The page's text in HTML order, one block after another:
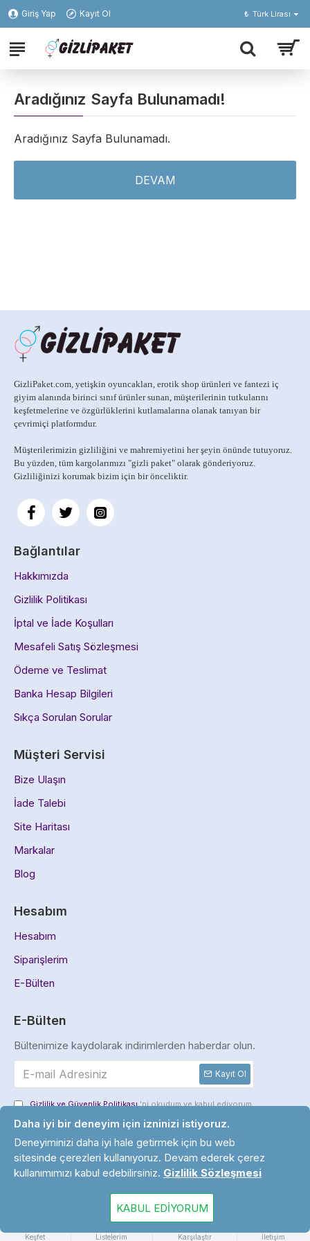
Giriş Yap Kayıt Ol ₺ Türk Lirası
Aradığınız Sayfa Bulunamadı!
Aradığınız Sayfa Bulunamadı.
DEVAM
GizliPaket.com, yetişkin oyuncakları, erotik shop ürünleri ve fantezi iç
giyim alanında birinci sınıf ürünler sunan, müşterilerinin tutkularını
keşfetmelerine ve özgürlüklerini kutlamalarına olanak tanıyan bir
çevrimiçi platformdur.
Müşterilerimizin gizliliğini ve mahremiyetini her şeyin önünde tutuyoruz.
Bu yüzden, tüm kargolarımızı "gizli paket" olarak gönderiyoruz.
Gizliliğinizi korumak bizim için bir önceliktir.
Bağlantılar
Hakkımızda
Gizlilik Politikası
İptal ve İade Koşulları
Mesafeli Satış Sözleşmesi
Ödeme ve Teslimat
Banka Hesap Bilgileri
Sıkça Sorulan Sorular
Müşteri Servisi
Bize Ulaşın
İade Talebi
Site Haritası
Markalar
Blog
Hesabım
Hesabım
Siparişlerim
E-Bülten
E-Bülten
Bültenimize kaydolarak indirimlerden haberdar olun.
Kayıt Ol
Gizlilik ve Güvenlik Politikası 'ni okudum ve kabul ediyorum.
Copyright © 2024. Tüm Hakları Saklıdır.
Keşfet Listelerim Karşılaştır İletişim
KABUL EDIYORUM
Daha iyi bir deneyim için izninizi istiyoruz.
Deneyiminizi daha iyi hale getirmek için bu web
sitesinde çerezleri kullanıyoruz. Devam ederek çerez
kullanımımızı kabul edebilirsiniz. Gizlilik Sözleşmesi